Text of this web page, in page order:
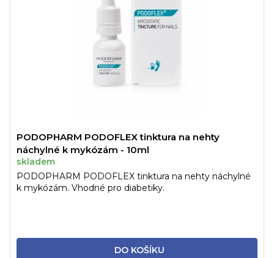
PODOPHARM PODOFLEX tinktura na nehty
náchylné k mykózám - 10ml
skladem
DO KOŠÍKU
PODOPHARM PODOFLEX tinktura na nehty náchylné
k mykózám. Vhodné pro diabetiky.